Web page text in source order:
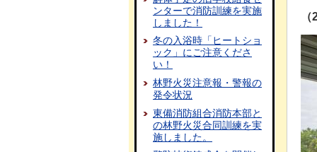
ンターで消防訓練を実施
しました！
冬の入浴時「ヒートショ
ック」にご注意くださ
い！
林野火災注意報・警報の
発令状況
東備消防組合消防本部と
の林野火災合同訓練を実
施しました。